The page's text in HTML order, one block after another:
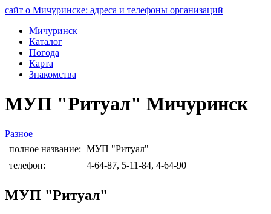
сайт о Мичуринске: адреса и телефоны организаций
Мичуринск
Каталог
Погода
Карта
Знакомства
МУП "Ритуал" Мичуринск
Разное
полное название: МУП "Ритуал"
телефон:
4-64-87, 5-11-84, 4-64-90
МУП "Ритуал"